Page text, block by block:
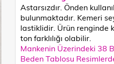
Astarsızdır. Önden
bulunmaktadır. Kemeri
lastiklidir. Ürün renginde
ton farklılığı olabilir.
Mankenin Üzerindeki 38
Beden Tablosu